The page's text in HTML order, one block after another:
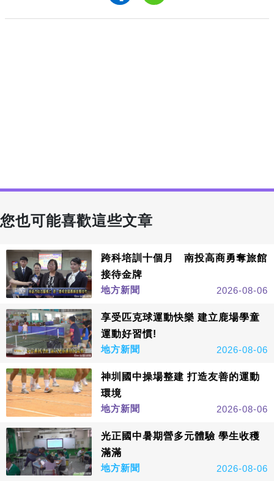
您也可能喜歡這些文章
跨科培訓十個月 南投高商勇奪旅館
接待金牌
地方新聞
2026-08-06
享受匹克球運動快樂 建立鹿場學童
運動好習慣!
地方新聞
2026-08-06
神圳國中操場整建 打造友善的運動
環境
地方新聞
2026-08-06
光正國中暑期營多元體驗 學生收穫
滿滿
地方新聞
2026-08-06